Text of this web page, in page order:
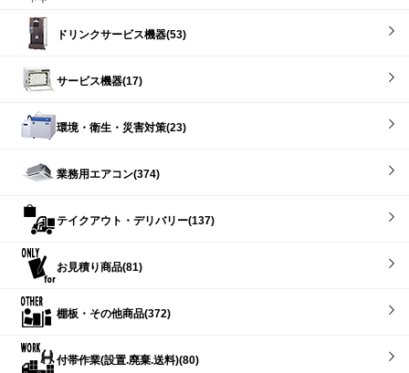
ドリンクサービス機器(53)
サービス機器(17)
環境・衛生・災害対策(23)
業務用エアコン(374)
テイクアウト・デリバリー(137)
お見積り商品(81)
棚板・その他商品(372)
付帯作業(設置.廃棄.送料)(80)